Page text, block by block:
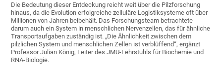
Die Bedeutung dieser Entdeckung reicht weit über die Pilzforschung
hinaus, da die Evolution erfolgreiche zelluläre Logistiksysteme oft über
Millionen von Jahren beibehält. Das Forschungsteam betrachtete
darum auch ein System in menschlichen Nervenzellen, das für ähnliche
Transportaufgaben zuständig ist. „Die Ähnlichkeit zwischen dem
pilzlichen System und menschlichen Zellen ist verblüffend“, ergänzt
Professor Julian König, Leiter des JMU-Lehrstuhls für Biochemie und
RNA-Biologie.